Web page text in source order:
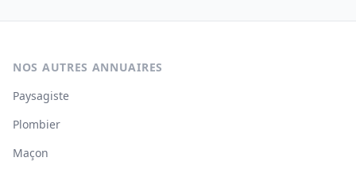
NOS AUTRES ANNUAIRES
Paysagiste
Plombier
Maçon